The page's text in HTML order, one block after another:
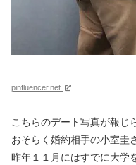
pinfluencer.net
こちらのデート写真が報じ
おそらく婚約相手の小室圭
昨年１１月にはすでに大学